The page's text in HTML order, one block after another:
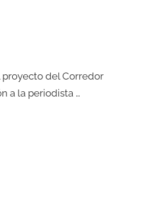
proyecto del Corredor
a la periodista …